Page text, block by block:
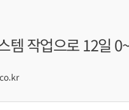
템 작업으로 12일